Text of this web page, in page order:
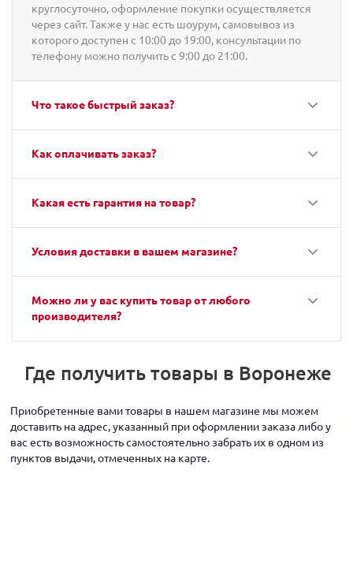
круглосуточно, оформление покупки осуществляется
через сайт. Также у нас есть шоурум, самовывоз из
которого доступен с 10:00 до 19:00, консультации по
телефону можно получить с 9:00 до 21:00.
Что такое быстрый заказ?
Как оплачивать заказ?
Какая есть гарантия на товар?
Условия доставки в вашем магазине?
Можно ли у вас купить товар от любого
производителя?
Где получить товары в Воронеже
Приобретенные вами товары в нашем магазине мы можем
доставить на адрес, указанный при оформлении заказа либо у
вас есть возможность самостоятельно забрать их в одном из
пунктов выдачи, отмеченных на карте.